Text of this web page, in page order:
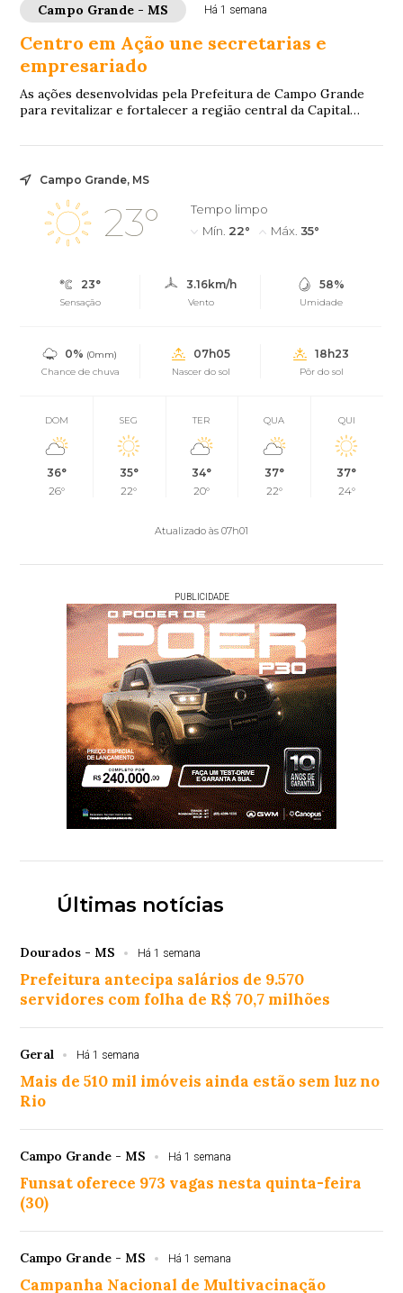
Campo Grande - MS Há 1 semana
Centro em Ação une secretarias e
empresariado
As ações desenvolvidas pela Prefeitura de Campo Grande
para revitalizar e fortalecer a região central da Capital
Campo Grande, MS
23°
Tempo limpo
Mín. 22° Máx. 35°
23°
Sensação
3.16km/h
Vento
58%
Umidade
0% (0mm)
Chance de chuva
07h05
Nascer do sol
18h23
Pôr do sol
DOM
36°
26°
SEG
35°
22°
TER
34°
20°
QUA
37°
22°
QUI
37°
24°
Atualizado às 07h01
PUBLICIDADE
Últimas notícias
Dourados - MS Há 1 semana
Prefeitura antecipa salários de 9.570
servidores com folha de R$ 70,7 milhões
Geral Há 1 semana
Mais de 510 mil imóveis ainda estão sem luz no
Rio
Campo Grande - MS Há 1 semana
Funsat oferece 973 vagas nesta quinta-feira
(30)
Campo Grande - MS Há 1 semana
Campanha Nacional de Multivacinação